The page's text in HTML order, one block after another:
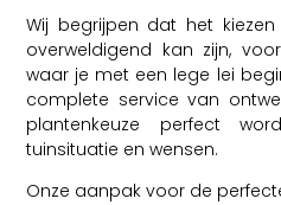
Wij begrijpen dat het
overweldigend kan zijn,
waar je met een lege lei
complete service van
plantenkeuze perfect
tuinsituatie en wensen.
Onze aanpak voor de